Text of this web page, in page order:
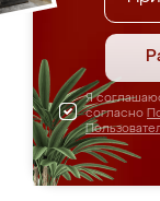
Я
согласно